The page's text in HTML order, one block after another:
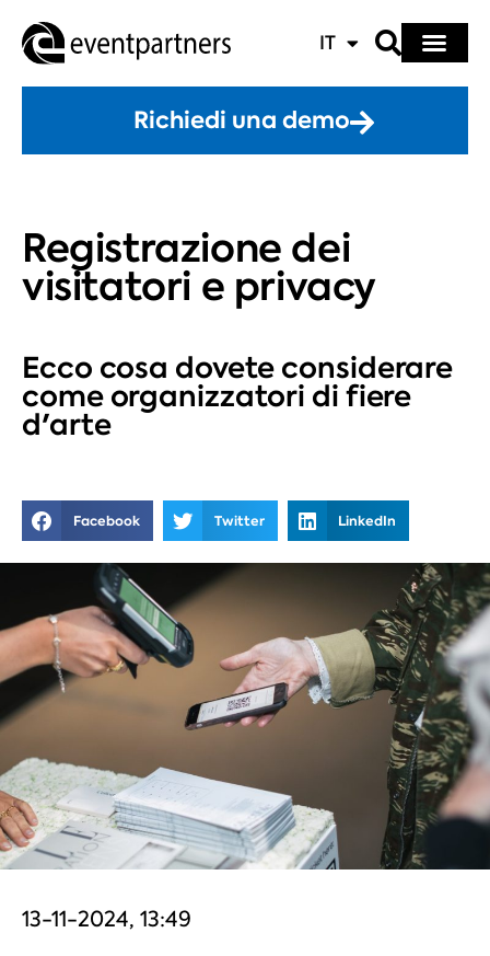
IT
Richiedi una demo
Registrazione dei
visitatori e privacy
Ecco cosa dovete considerare
come organizzatori di fiere
d'arte
Facebook Twitter LinkedIn
13-11-2024, 13:49